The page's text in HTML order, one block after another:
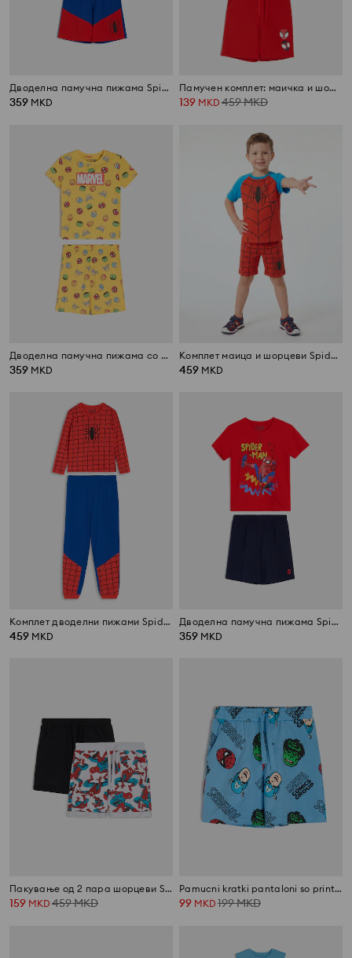
Дводелна памучна пижама Spider-Man
359 MKD
Памучен комплет: маичка и шорцеви Spider-Man
139 MKD 459MKD
Дводелна памучна пижама со принт Marvel
359 MKD
Комплет маица и шорцеви Spider-Man
459 MKD
Комплет дводелни пижами Spider-Man
459 MKD
Дводелна памучна пижама Spider-Man
359 MKD
Пакување од 2 пара шорцеви Spider-Man
159 MKD 459MKD
Pamucni kratki pantaloni so print Marvel
99 MKD 199MKD